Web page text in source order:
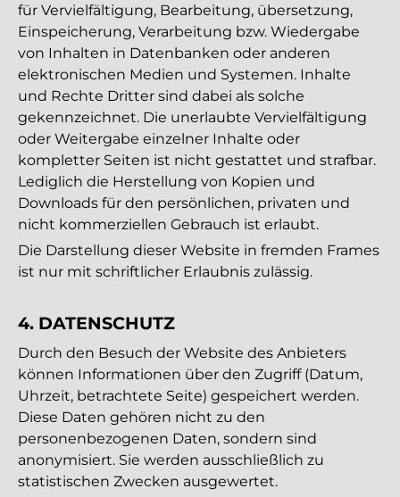
für Vervielfältigung, Bearbeitung, übersetzung,
Einspeicherung, Verarbeitung bzw. Wiedergabe
von Inhalten in Datenbanken oder anderen
elektronischen Medien und Systemen. Inhalte
und Rechte Dritter sind dabei als solche
gekennzeichnet. Die unerlaubte Vervielfältigung
oder Weitergabe einzelner Inhalte oder
kompletter Seiten ist nicht gestattet und strafbar.
Lediglich die Herstellung von Kopien und
Downloads für den persönlichen, privaten und
nicht kommerziellen Gebrauch ist erlaubt.
Die Darstellung dieser Website in fremden Frames
ist nur mit schriftlicher Erlaubnis zulässig.
4. DATENSCHUTZ
Durch den Besuch der Website des Anbieters
können Informationen über den Zugriff (Datum,
Uhrzeit, betrachtete Seite) gespeichert werden.
Diese Daten gehören nicht zu den
personenbezogenen Daten, sondern sind
anonymisiert. Sie werden ausschließlich zu
statistischen Zwecken ausgewertet.